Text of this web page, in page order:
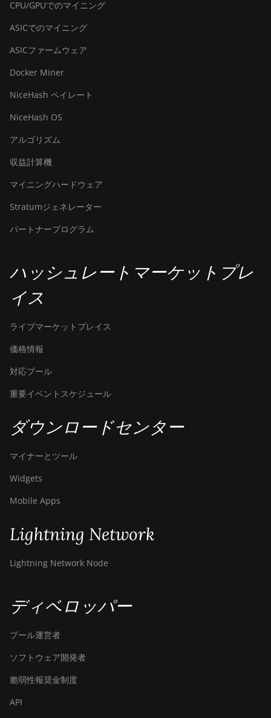
CPU/GPUでのマイニング
ASICでのマイニング
ASICファームウェア
Docker Miner
NiceHash ペイレート
NiceHash OS
アルゴリズム
収益計算機
マイニングハードウェア
Stratumジェネレーター
パートナープログラム
ハッシュレートマーケットプレ
イス
ライブマーケットプレイス
価格情報
対応プール
重要イベントスケジュール
ダウンロードセンター
マイナーとツール
Widgets
Mobile Apps
Lightning Network
Lightning Network Node
ディベロッパー
プール運営者
ソフトウェア開発者
脆弱性報奨金制度
API